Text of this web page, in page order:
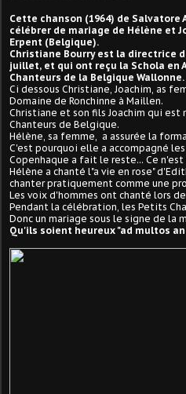
Cette chanson (1964) de
célébrer de mariage de Hélène et
Erpent (Belgique).
Christiane Bourry est la directrice
juillet, et qui ont reçu la Schola en
Chanteurs de la Belgique Wallonne.
Ci dessous Christiane, Joachim, as
Domaine de Ronchinne à Maillen.
Christiane et son fils Joachim qui
Chanteurs de Belgique.
Hélène, sa femme, a assurée la
C'est pourquoi elle a accompagné
Copenhaque a fait le reste... Ce
Hélène a chanté l"a vie en rose"
chanter pratiquement comme une
Les voix d'hommes ont chanté lors
Pendant la célébration, les Petits
Donc un mariage sous le signe de la
Qu'ils soient heureux "ad multos